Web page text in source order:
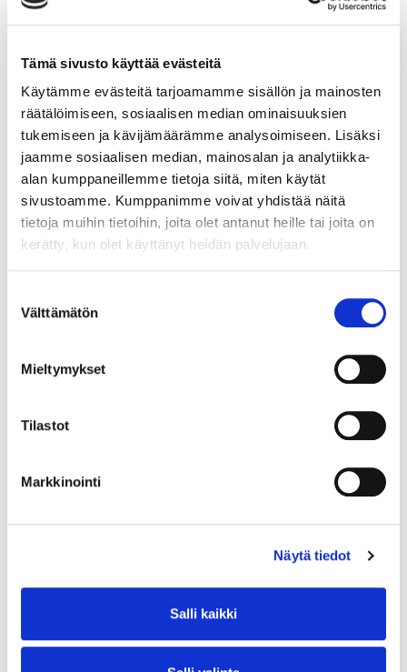
Tämä sivusto käyttää evästeitä
Käytämme evästeitä tarjoamamme sisällön ja mainosten
räätälöimiseen, sosiaalisen median ominaisuuksien
tukemiseen ja kävijämäärämme analysoimiseen. Lisäksi
jaamme sosiaalisen median, mainosalan ja analytiikka-
alan kumppaneillemme tietoja siitä, miten käytät
sivustoamme. Kumppanimme voivat yhdistää näitä
tietoja muihin tietoihin, joita olet antanut heille tai joita on
kerätty, kun olet käyttänyt heidän palvelujaan.
valinta
Välttämätön
Mieltymykset
Tilastot
Markkinointi
Näytä tiedot
Salli kaikki